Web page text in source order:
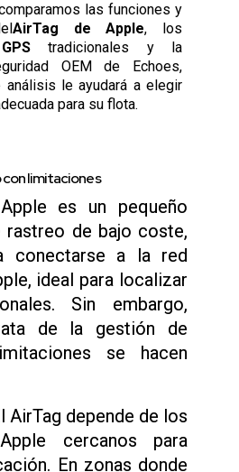
las funciones y
AirTag de Apple, los
tradicionales y la
OEM de Echoes,
análisis le ayudará a elegir
para su flota.
con limitaciones
es un pequeño
de bajo coste,
conectarse a la red
ideal para localizar
Sin embargo,
de la gestión de
se hacen
AirTag depende de los
cercanos para
En zonas donde